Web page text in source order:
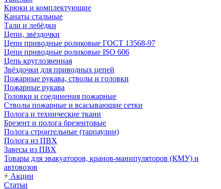
Крюки и комплектующие
Канаты стальные
Тали и лебёдки
Цепи, звёздочки
Цепи приводные роликовые ГОСТ 13568-97
Цепи приводные роликовые ISO 606
Цепь круглозвенная
Звёздочки для приводных цепей
Пожарные рукава, стволы и головки
Пожарные рукава
Головки и соединения пожарные
Стволы пожарные и всасывающие сетки
Полога и технические ткани
Брезент и полога брезентовые
Полога строительные (тарпаулин)
Полога из ПВХ
Завесы из ПВХ
Товары для эвакуаторов, кранов-манипуляторов (КМУ) и
автовозов
Акции
Статьи